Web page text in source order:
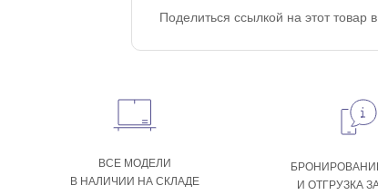
Поделиться ссылкой на этот товар в
ВСЕ МОДЕЛИ
В НАЛИЧИИ НА СКЛАДЕ
И ОТГРУЗКА